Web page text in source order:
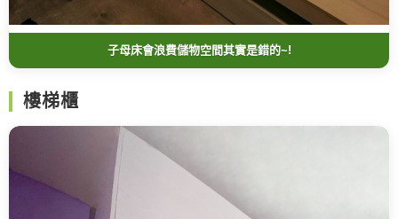
子母床會浪費儲物空間其實是錯的~!
樓梯櫃